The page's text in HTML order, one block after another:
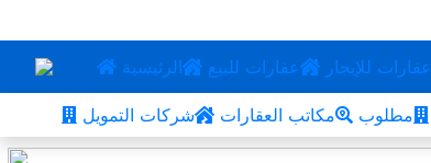
الرئيسية عقارات للبيع عقارات للإيجار
شركات التمويل مكاتب العقارات مطلوب